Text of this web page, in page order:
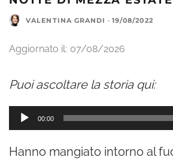
VALENTINA GRANDI · 19/08/2022
Aggiornato il: 07/08/2026
Puoi ascoltare la storia qui:
u
d
00:00
Hanno mangiato intorno al